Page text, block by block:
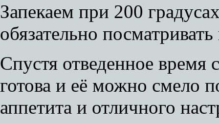
Запекаем при 200
обязательно
Спустя отведенное время
готова и её можно смело
аппетита и отличного